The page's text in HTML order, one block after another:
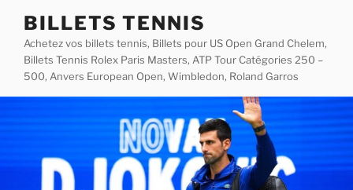
content
BILLETS TENNIS
Achetez vos billets tennis, Billets pour US Open Grand Chelem,
Billets Tennis Rolex Paris Masters, ATP Tour Catégories 250 –
500, Anvers European Open, Wimbledon, Roland Garros